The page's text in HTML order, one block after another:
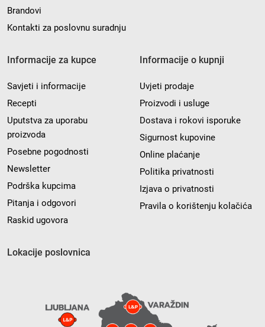
Brandovi
Kontakti za poslovnu suradnju
Informacije za kupce
Savjeti i informacije
Recepti
Uputstva za uporabu
proizvoda
Posebne pogodnosti
Newsletter
Podrška kupcima
Pitanja i odgovori
Raskid ugovora
Informacije o kupnji
Uvjeti prodaje
Proizvodi i usluge
Dostava i rokovi isporuke
Sigurnost kupovine
Online plaćanje
Politika privatnosti
Izjava o privatnosti
Pravila o korištenju kolačića
Lokacije poslovnica